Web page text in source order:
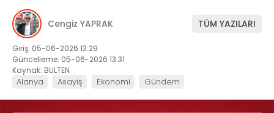
Cengiz YAPRAK TÜM YAZILARI
Giriş: 05-06-2026 13:29
Güncelleme: 05-06-2026 13:31
Kaynak: BULTEN
Alanya Asayiş Ekonomi Gündem